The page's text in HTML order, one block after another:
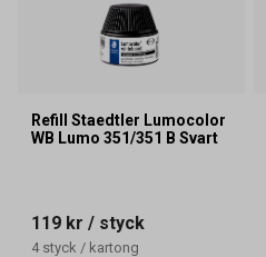
Refill Staedtler Lumocolor
WB Lumo 351/351 B Svart
119 kr / styck
4 styck / kartong